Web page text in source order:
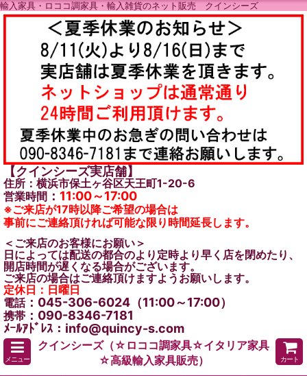
輸入家具・ロココ調家具・輸入雑貨のネット販売 クインシーズ
【クインシーズ実店舗】
住所：横浜市保土ヶ谷区天王町1-20-6
営業時間 ： 11:00～17:00
※ご来店が17時以降ご希望の場合は
事前にご連絡頂ければ可能な限り時間延長します。
＜ご来店のお客様にお願い＞
日によっては配送の都合のより定時より早く店を閉めたり、
開店時間が遅くなる場合がございます。
ご来店の場合はご連絡頂けますようお願いします。
定休日：日曜日
電話：045-306-6024（11:00～17:00）
携帯 ：090-8346-7181
ﾒｰﾙｱﾄﾞﾚｽ：info@quincy-s.com
メニュー
クインシーズ（☆ロココ調家具☆イタリア家具
☆高級輸入家具販売）
カート